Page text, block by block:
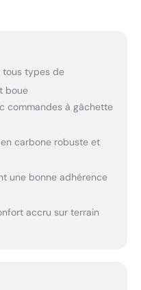
types de
boue
commandes à gâchette
carbone robuste et
une bonne adhérence
accru sur terrain